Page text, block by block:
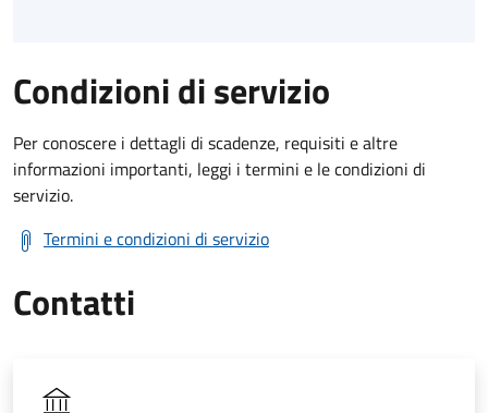
Condizioni di servizio
Per conoscere i dettagli di scadenze, requisiti e altre
informazioni importanti, leggi i termini e le condizioni di
servizio.
Termini e condizioni di servizio
Contatti